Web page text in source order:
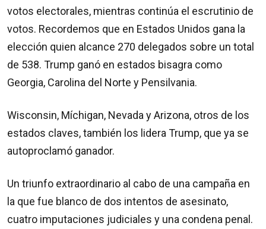
votos electorales, mientras continúa el escrutinio de
votos. Recordemos que en Estados Unidos gana la
elección quien alcance 270 delegados sobre un total
de 538. Trump ganó en estados bisagra como
Georgia, Carolina del Norte y Pensilvania.
Wisconsin, Míchigan, Nevada y Arizona, otros de los
estados claves, también los lidera Trump, que ya se
autoproclamó ganador.
Un triunfo extraordinario al cabo de una campaña en
la que fue blanco de dos intentos de asesinato,
cuatro imputaciones judiciales y una condena penal.